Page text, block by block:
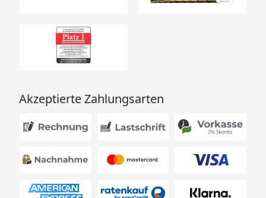
Akzeptierte Zahlungsarten